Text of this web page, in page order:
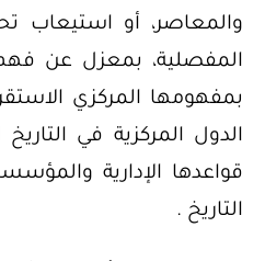
والمعاصر، أو استيعاب
المفصلية، بمعزل عن فهم
بمفهومها المركزي
الدول المركزية في
قواعدها الإدارية
التاريخ .